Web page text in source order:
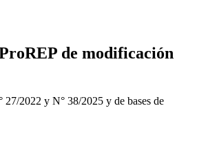
de modificación
2022 y N° 38/2025 y de bases de